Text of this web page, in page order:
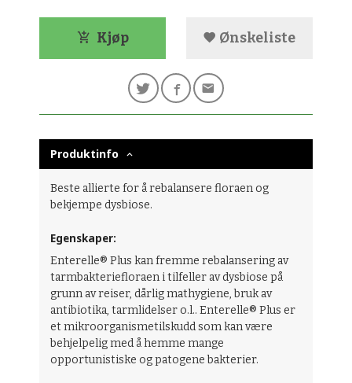
Kjøp Ønskeliste
Produktinfo
Beste allierte for å rebalansere floraen og
bekjempe dysbiose.
Egenskaper:
Enterelle® Plus kan fremme rebalansering av
tarmbakteriefloraen i tilfeller av dysbiose på
grunn av reiser, dårlig mathygiene, bruk av
antibiotika, tarmlidelser o.l.. Enterelle® Plus er
et mikroorganismetilskudd som kan være
behjelpelig med å hemme mange
opportunistiske og patogene bakterier.